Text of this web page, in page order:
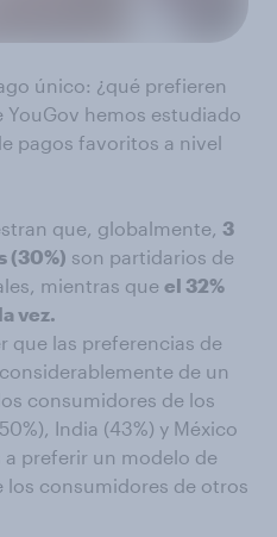
único: ¿qué prefieren
YouGov hemos estudiado
pagos favoritos a nivel
que, globalmente, 3
(30%) son partidarios de
mientras que el 32%
vez.
que las preferencias de
de un
consumidores de los
India (43%) y México
a preferir un modelo de
consumidores de otros